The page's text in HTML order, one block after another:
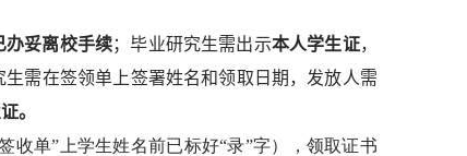
办妥离校手续；毕业研究生需出示本人学生证，
需在签领单上签署姓名和领取日期，发放人需
。
收单”上学生姓名前已标好“录”字），领取证书